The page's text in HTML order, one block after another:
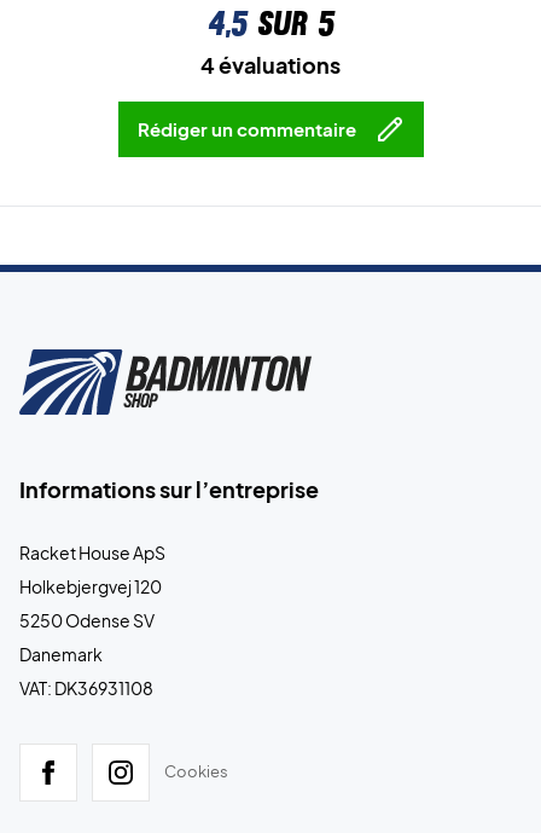
4,5sur 5
4 évaluations
Rédiger un commentaire
Informations sur l’entreprise
Racket House ApS
Holkebjergvej 120
5250 Odense SV
Danemark
VAT: DK36931108
Cookies